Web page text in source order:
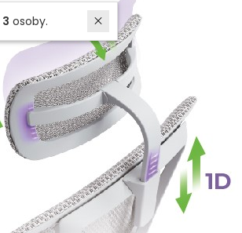
3 osoby.